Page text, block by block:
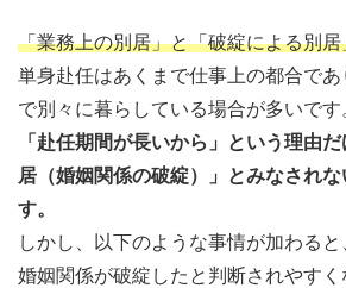
「業務上の別居」と「破綻による別
単身赴任はあくまで仕事上の都合で
で別々に暮らしている場合が多いです
「赴任期間が長いから」という理由
居（婚姻関係の破綻）」とみなされ
す。
しかし、以下のような事情が加わる
婚姻関係が破綻したと判断されやすく